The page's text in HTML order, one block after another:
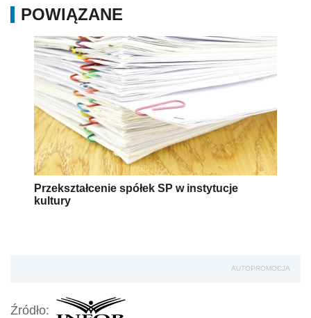
POWIĄZANE
Przekształcenie spółek SP w instytucje
kultury
AUTOPROMOCJA
Źródło: